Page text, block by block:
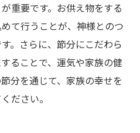
重要です。お供え物をする
て行うことが、神様とのつ
。さらに、節分にこだわら
ることで、運気や家族の健
分を通じて、家族の幸せを
ださい。